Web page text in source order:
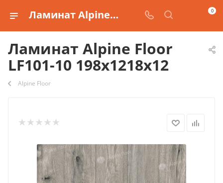
Ламинат Alpine Floor LF101-10 198х1218х12 купить 0
Ламинат Alpine Floor
LF101-10 198х1218х12
Alpine Floor